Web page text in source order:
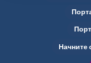
Начните